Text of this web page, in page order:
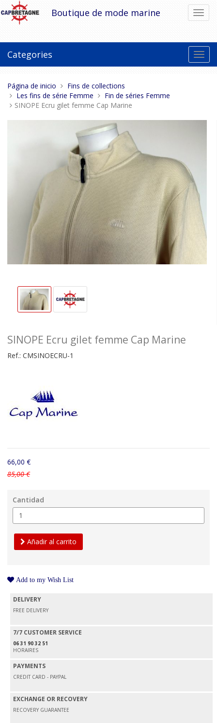
Pasar
al
contenido
el
de
Boutique de mode marine
Categories
Estas
aquí:
Página de inicio
Fins de collections
Les fins de série Femme
Fin de séries Femme
SINOPE Ecru gilet femme Cap Marine
SINOPE Ecru gilet femme Cap Marine
Ref.: CMSINOECRU-1
66,00 €
85,00 €
Cantidad
Añadir al carrito
Add to my Wish List
DELIVERY
FREE DELIVERY
7/7 CUSTOMER SERVICE
06 31 90 32 51
HORAIRES
PAYMENTS
CREDIT CARD - PAYPAL
EXCHANGE OR RECOVERY
RECOVERY GUARANTEE